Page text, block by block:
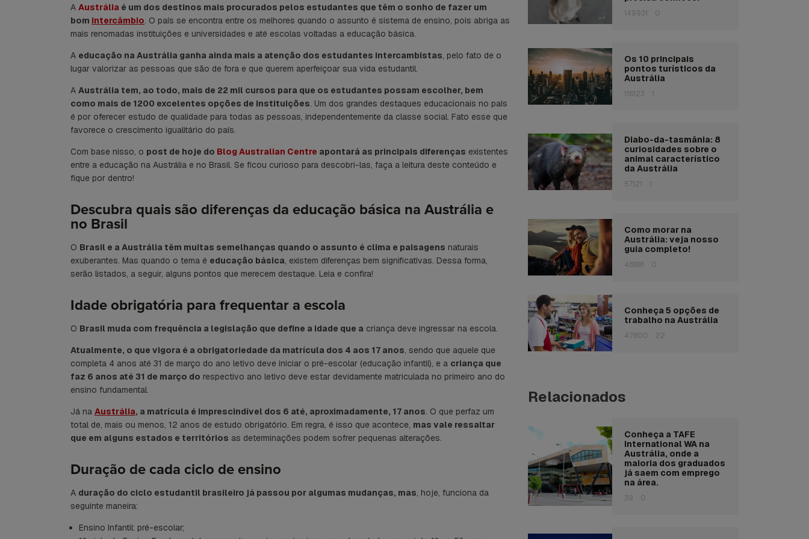
A Austrália é um dos destinos mais procurados pelos estudantes que têm o sonho de fazer um
bom intercâmbio. O país se encontra entre os melhores quando o assunto é sistema de ensino, pois abriga as
mais renomadas instituições e universidades e até escolas voltadas a educação básica.
A educação na Austrália ganha ainda mais a atenção dos estudantes intercambistas, pelo fato de o
lugar valorizar as pessoas que são de fora e que querem aperfeiçoar sua vida estudantil.
A Austrália tem, ao todo, mais de 22 mil cursos para que os estudantes possam escolher, bem
como mais de 1200 excelentes opções de instituições. Um dos grandes destaques educacionais no país
é por oferecer estudo de qualidade para todas as pessoas, independentemente da classe social. Fato esse que
favorece o crescimento igualitário do país.
Com base nisso, o post de hoje do Blog Australian Centre apontará as principais diferenças existentes
entre a educação na Austrália e no Brasil. Se ficou curioso para descobri-las, faça a leitura deste conteúdo e
fique por dentro!
Descubra quais são diferenças da educação básica na Austrália e
no Brasil
O Brasil e a Austrália têm muitas semelhanças quando o assunto é clima e paisagens naturais
exuberantes. Mas quando o tema é educação básica, existem diferenças bem significativas. Dessa forma,
serão listados, a seguir, alguns pontos que merecem destaque. Leia e confira!
Idade obrigatória para frequentar a escola
O Brasil muda com frequência a legislação que define a idade que a criança deve ingressar na escola.
Atualmente, o que vigora é a obrigatoriedade da matrícula dos 4 aos 17 anos, sendo que aquele que
completa 4 anos até 31 de março do ano letivo deve iniciar o pré-escolar (educação infantil), e a criança que
faz 6 anos até 31 de março do respectivo ano letivo deve estar devidamente matriculada no primeiro ano do
ensino fundamental.
Já na Austrália, a matrícula é imprescindível dos 6 até, aproximadamente, 17 anos. O que perfaz um
total de, mais ou menos, 12 anos de estudo obrigatório. Em regra, é isso que acontece, mas vale ressaltar
que em alguns estados e territórios as determinações podem sofrer pequenas alterações.
Duração de cada ciclo de ensino
A duração do ciclo estudantil brasileiro já passou por algumas mudanças, mas, hoje, funciona da
seguinte maneira:
Ensino Infantil: pré-escolar;
149931 0
Os 10 principais
pontos turísticos da
Austrália
116123 1
Diabo-da-tasmânia: 8
curiosidades sobre o
animal característico
da Austrália
57121 1
Como morar na
Austrália: veja nosso
guia completo!
48881 0
Conheça 5 opções de
trabalho na Austrália
47800 22
Relacionados
Conheça a TAFE
International WA na
Austrália, onde a
maioria dos graduados
já saem com emprego
na área.
39 0